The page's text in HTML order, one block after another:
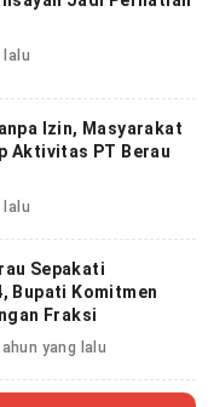
lalu
Izin, Masyarakat
Aktivitas PT Berau
lalu
Sepakati
Bupati Komitmen
Fraksi
yang lalu